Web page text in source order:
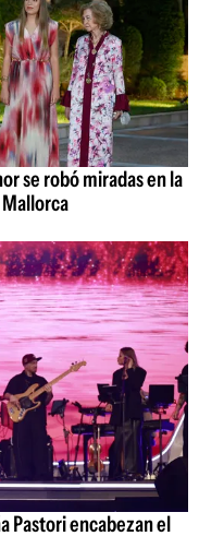
se robó miradas en la
Pastori encabezan el